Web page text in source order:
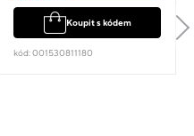
Koupit s kódem
kód: 001530811180